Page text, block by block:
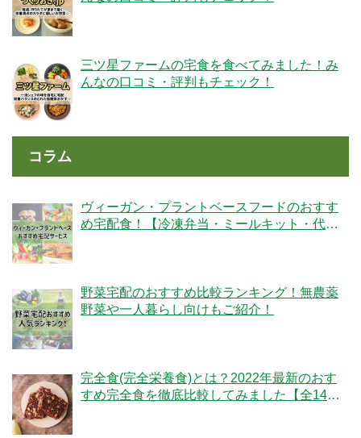
三ツ星ファームの宅食を食べてみました！み
んなの口コミ・評判もチェック！
コラム
ヴィーガン・プラントベースフードのおすす
め宅配食！【冷凍弁当・ミールキット・代替
野菜宅配のおすすめ比較ランキング！無農薬
野菜や一人暮らし向けもご紹介！
完全食(完全栄養食)とは？2022年最新のおす
すめ完全食を徹底比較してみました【全14